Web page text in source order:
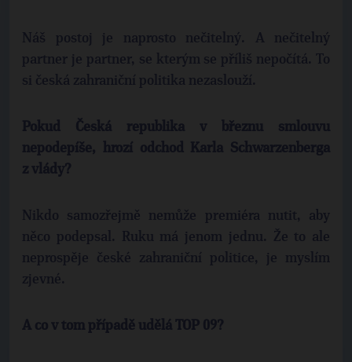
Náš postoj je naprosto nečitelný. A nečitelný
partner je partner, se kterým se příliš nepočítá. To
si česká zahraniční politika nezaslouží.
Pokud Česká republika v březnu smlouvu
nepodepíše, hrozí odchod Karla Schwarzenberga
z vlády?
Nikdo samozřejmě nemůže premiéra nutit, aby
něco podepsal. Ruku má jenom jednu. Že to ale
neprospěje české zahraniční politice, je myslím
zjevné.
A co v tom případě udělá TOP 09?